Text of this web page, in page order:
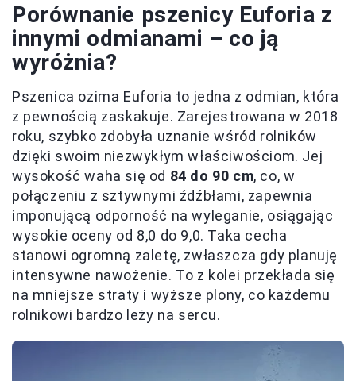
Porównanie pszenicy Euforia z
innymi odmianami – co ją
wyróżnia?
Pszenica ozima Euforia to jedna z odmian, która
z pewnością zaskakuje. Zarejestrowana w 2018
roku, szybko zdobyła uznanie wśród rolników
dzięki swoim niezwykłym właściwościom. Jej
wysokość waha się od 84 do 90 cm, co, w
połączeniu z sztywnymi źdźbłami, zapewnia
imponującą odporność na wyleganie, osiągając
wysokie oceny od 8,0 do 9,0. Taka cecha
stanowi ogromną zaletę, zwłaszcza gdy planuję
intensywne nawożenie. To z kolei przekłada się
na mniejsze straty i wyższe plony, co każdemu
rolnikowi bardzo leży na sercu.